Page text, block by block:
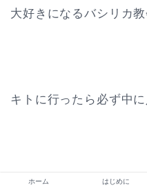
大好きになるバシリカ教
キトに行ったら必ず中
ホーム はじめに